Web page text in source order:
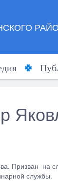
Призван
службы.